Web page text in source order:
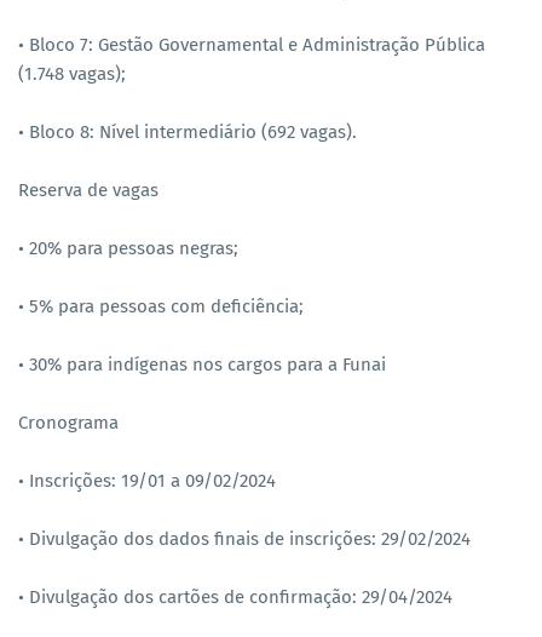
• Bloco 7: Gestão Governamental e Administração Pública
(1.748 vagas);
• Bloco 8: Nível intermediário (692 vagas).
Reserva de vagas
• 20% para pessoas negras;
• 5% para pessoas com deficiência;
• 30% para indígenas nos cargos para a Funai
Cronograma
• Inscrições: 19/01 a 09/02/2024
• Divulgação dos dados finais de inscrições: 29/02/2024
• Divulgação dos cartões de confirmação: 29/04/2024